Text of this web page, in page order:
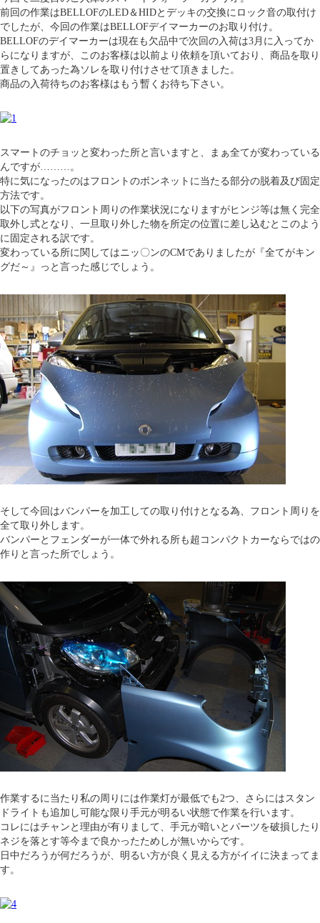
前回の作業はBELLOFのLED＆HIDとデッキの交換にロック音の取付け
でしたが、今回の作業はBELLOFデイマーカーのお取り付け。
BELLOFのデイマーカーは現在も欠品中で次回の入荷は3月に入ってか
らになりますが、このお客様は以前より依頼を頂いており、商品を取り
置きしてあった為ソレを取り付けさせて頂きました。
商品の入荷待ちのお客様はもう暫くお待ち下さい。
スマートのチョッと変わった所と言いますと、まぁ全てが変わっている
んですが………。
特に気になったのはフロントのボンネットに当たる部分の脱着及び固定
方法です。
以下の写真がフロント周りの作業状況になりますがヒンジ等は無く完全
取外し式となり、一旦取り外した物を所定の位置に差し込むとこのよう
に固定される訳です。
変わっている所に関してはニッ〇ンのCMでありましたが『全てがキン
グだ～』っと言った感じでしょう。
そして今回はバンパーを加工しての取り付けとなる為、フロント周りを
全て取り外します。
バンパーとフェンダーが一体で外れる所も超コンパクトカーならではの
作りと言った所でしょう。
作業するに当たり私の周りには作業灯が最低でも2つ、さらにはスタン
ドライトも追加し可能な限り手元が明るい状態で作業を行います。
コレにはチャンと理由が有りまして、手元が暗いとパーツを破損したり
ネジを落とす等今まで良かったためしが無いからです。
日中だろうが何だろうが、明るい方が良く見える方がイイに決まってま
す。